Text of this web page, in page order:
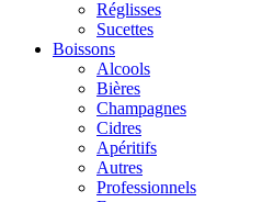
Réglisses
Sucettes
Boissons
Alcools
Bières
Champagnes
Cidres
Apéritifs
Autres
Professionnels